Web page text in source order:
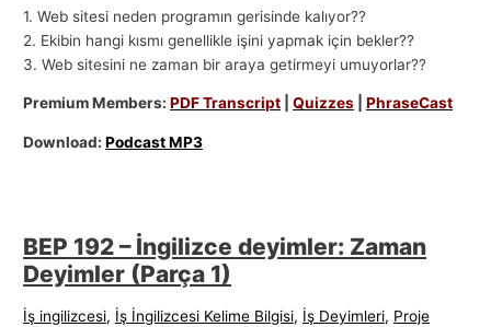
1. Web sitesi neden programın gerisinde kalıyor??
2. Ekibin hangi kısmı genellikle işini yapmak için bekler??
3. Web sitesini ne zaman bir araya getirmeyi umuyorlar??
Premium Members:PDF Transcript |Quizzes |PhraseCast
Download:Podcast MP3
BEP 192 – İngilizce deyimler: Zaman
Deyimler (Parça 1)
İş ingilizcesi, İş İngilizcesi Kelime Bilgisi, İş Deyimleri, Proje